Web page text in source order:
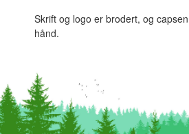
Skrift og logo er brodert, og
hånd.